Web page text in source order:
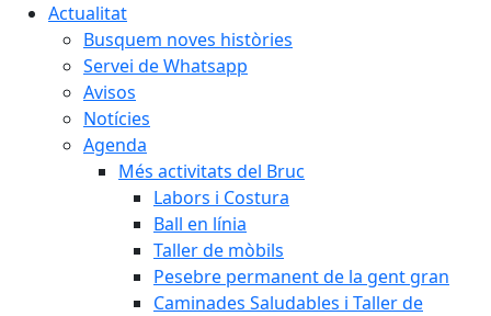
Actualitat
Busquem noves històries
Servei de Whatsapp
Avisos
Notícies
Agenda
Més activitats del Bruc
Labors i Costura
Ball en línia
Taller de mòbils
Pesebre permanent de la gent gran
Caminades Saludables i Taller de